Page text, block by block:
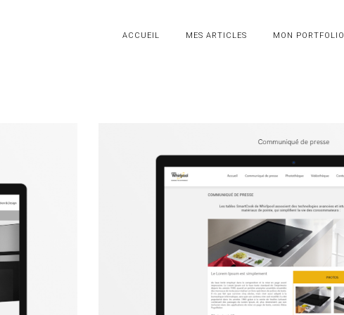
ACCUEIL MES ARTICLES MON PORTFOLIO